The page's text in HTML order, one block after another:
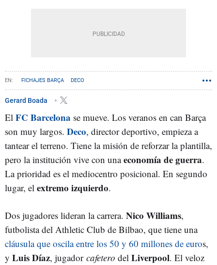
FICHAJES BARÇA DECO
Gerard Boada
El FC Barcelona se mueve. Los veranos en can Barça
son muy largos. Deco, director deportivo, empieza a
tantear el terreno. Tiene la misión de reforzar la plantilla,
pero la institución vive con unaeconomía de guerra.
La prioridad es el mediocentro posicional. En segundo
lugar, el extremo izquierdo.
Dos jugadores lideran la carrera. Nico Williams,
futbolista del Athletic Club de Bilbao, que tiene una
cláusula que oscila entre los 50 y 60 millones de euros,
y Luis Díaz, jugador cafetero del Liverpool. El veloz